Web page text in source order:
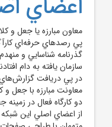
اعضاي
معاون مبارزه يا جعل و
پي رصدهاي حرفه‌اي
سازمان يافته به دام
در پي دريافت
معاونت مبارزه با جعل
از اعضاي اصلي اين شبکه